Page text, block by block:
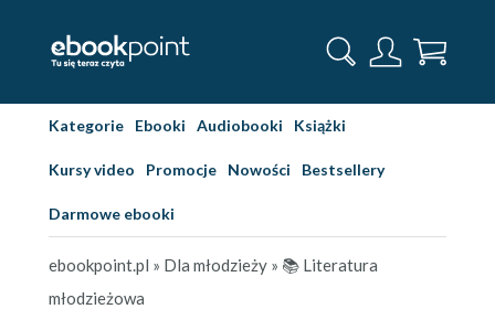
Kategorie Ebooki Audiobooki Książki
Kursy video Promocje Nowości Bestsellery
Darmowe ebooki
ebookpoint.pl » Dla młodzieży » 📚 Literatura
młodzieżowa